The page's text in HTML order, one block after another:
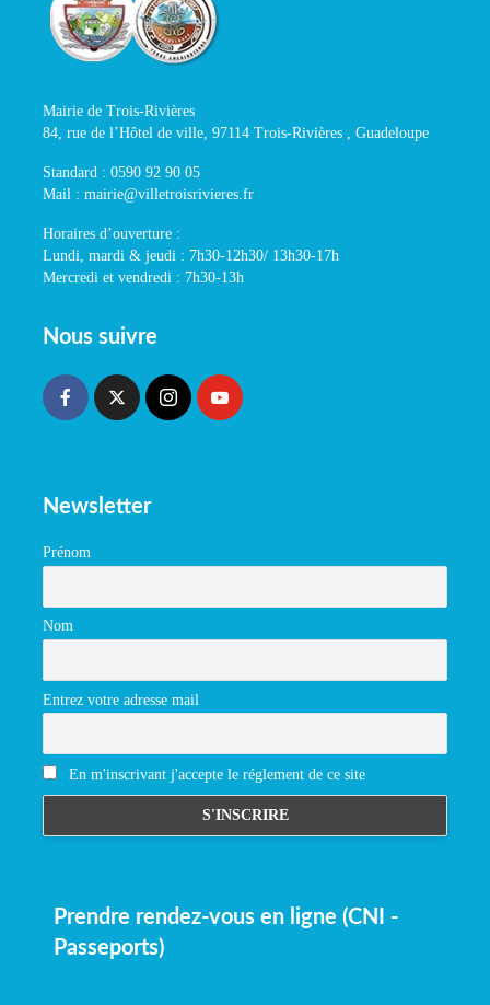
Mairie de Trois-Rivières
84, rue de l’Hôtel de ville, 97114 Trois-Rivières , Guadeloupe
Standard : 0590 92 90 05
Mail : mairie@villetroisrivieres.fr
Horaires d’ouverture :
Lundi, mardi & jeudi : 7h30-12h30/ 13h30-17h
Mercredi et vendredi : 7h30-13h
Nous suivre
Newsletter
Prénom
Nom
Entrez votre adresse mail
En m'inscrivant j'accepte le réglement de ce site
Prendre rendez-vous en ligne (CNI -
Passeports)